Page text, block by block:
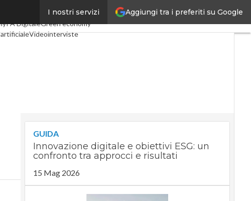
Aggiungi tra i preferiti su Google
I nostri servizi
Digital EconomyTelcoIndustria 4.0
PA DigitaleGreen economy
Videointerviste
GUIDA
Innovazione digitale e obiettivi ESG: un
confronto tra approcci e risultati
15 Mag 2026